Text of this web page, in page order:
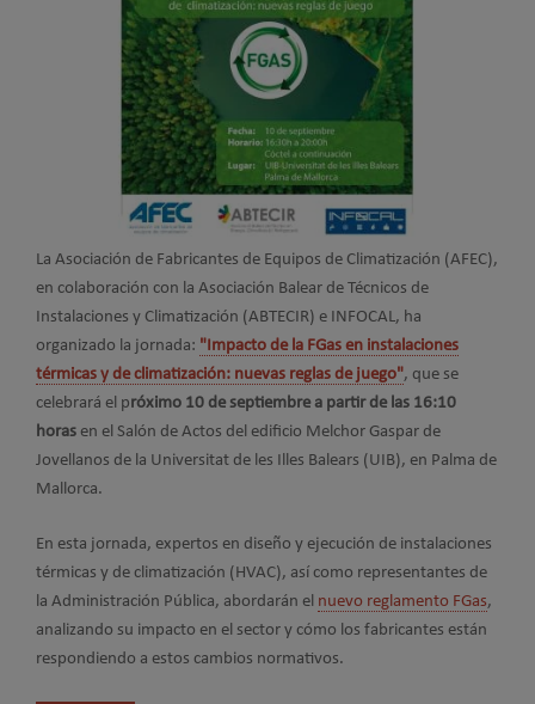
La Asociación de Fabricantes de Equipos de Climatización (AFEC),
en colaboración con la Asociación Balear de Técnicos de
Instalaciones y Climatización (ABTECIR) e INFOCAL, ha
organizado la jornada: "Impacto de la FGas en instalaciones
térmicas y de climatización: nuevas reglas de juego", que se
celebrará el próximo 10 de septiembre a partir de las 16:10
horas en el Salón de Actos del edificio Melchor Gaspar de
Jovellanos de la Universitat de les Illes Balears (UIB), en Palma de
Mallorca.
En esta jornada, expertos en diseño y ejecución de instalaciones
térmicas y de climatización (HVAC), así como representantes de
la Administración Pública, abordarán el nuevo reglamento FGas,
analizando su impacto en el sector y cómo los fabricantes están
respondiendo a estos cambios normativos.